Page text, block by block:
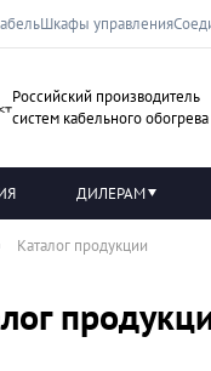
Шкафы управления
Российский производитель
систем кабельного обогрева
ДИЛЕРАМ
Каталог продукции